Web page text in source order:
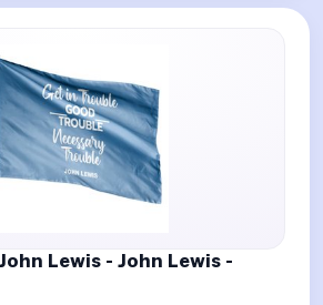
Lewis - John Lewis -